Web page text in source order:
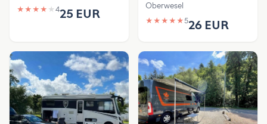
★ ★ ★ ★ ★ 425 EUR
Oberwesel
★ ★ ★ ★ ★526 EUR